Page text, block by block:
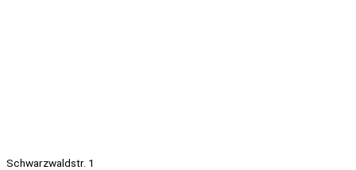
Schwarzwaldstr. 1